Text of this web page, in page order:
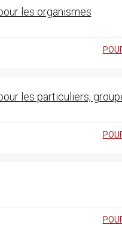
les organismes
les particuliers,